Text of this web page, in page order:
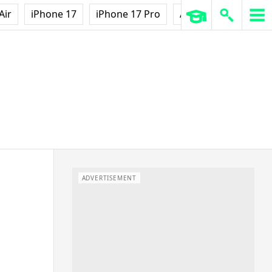
iPhone 17 iPhone 17 Pro AirPods Pro 3
ADVERTISEMENT